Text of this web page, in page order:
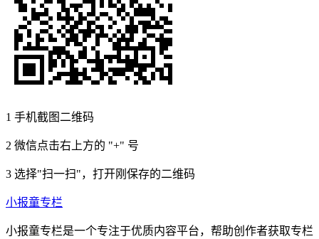
1 手机截图二维码
2 微信点击右上方的 "+" 号
3 选择"扫一扫"，打开刚保存的二维码
小报童专栏
小报童专栏是一个专注于优质内容平台，帮助创作者获取专栏